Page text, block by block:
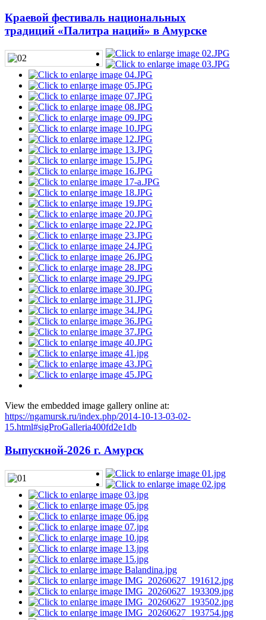
Краевой фестиваль национальных
традиций «Палитра наций» в Амурске
View the embedded image gallery online at:
https://ngamursk.ru/index.php/2014-10-13-03-02-
15.html#sigProGalleria400fd2e1db
Выпускной-2026 г. Амурск